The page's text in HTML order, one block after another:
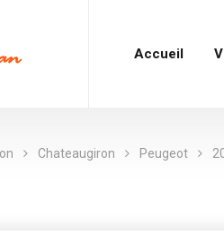
Accueil
Chateaugiron Peugeot